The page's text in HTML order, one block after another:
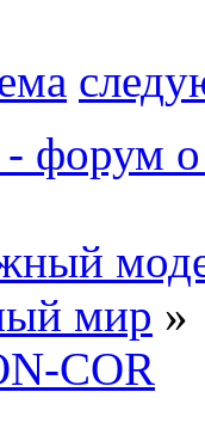
форум
мир »
COR